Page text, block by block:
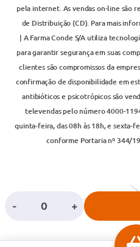
- +
pela internet. As vendas on-line são
de Distribuição (CD). Para mais
| A Farma Conde S/A utiliza
para garantir segurança em suas
clientes são compromissos da
confirmação de disponibilidade em
antibióticos e psicotrópicos são
televendas pelo número 4000-
quinta-feira, das 08h às 18h, e sexta-
conforme Portaria nº 344/